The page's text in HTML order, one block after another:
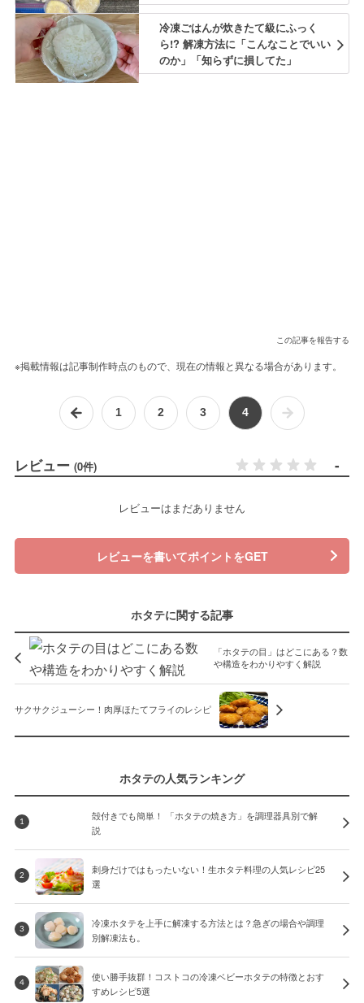
冷凍ごはんが炊きたて級にふっく
ら!? 解凍方法に「こんなことでいい
のか」「知らずに損してた」
この記事を報告する
※掲載情報は記事制作時点のもので、現在の情報と異なる場合があります。
1 2 3 4
レビュー (0件) -
レビューはまだありません
レビューを書いてポイントをGET
ホタテに関する記事
「ホタテの目」はどこにある？数
や構造をわかりやすく解説
サクサクジューシー！肉厚ほたてフライのレシピ
ホタテの人気ランキング
1
殻付きでも簡単！ 「ホタテの焼き方」を調理器具別で解
説
2
刺身だけではもったいない！生ホタテ料理の人気レシピ25
選
3
冷凍ホタテを上手に解凍する方法とは？急ぎの場合や調理
別解凍法も。
4
使い勝手抜群！コストコの冷凍ベビーホタテの特徴とおす
すめレシピ5選